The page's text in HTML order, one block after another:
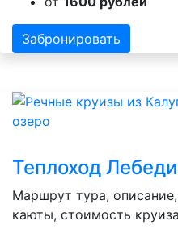
Забронировать
Теплоход
Маршрут тура,
каюты, стоимость